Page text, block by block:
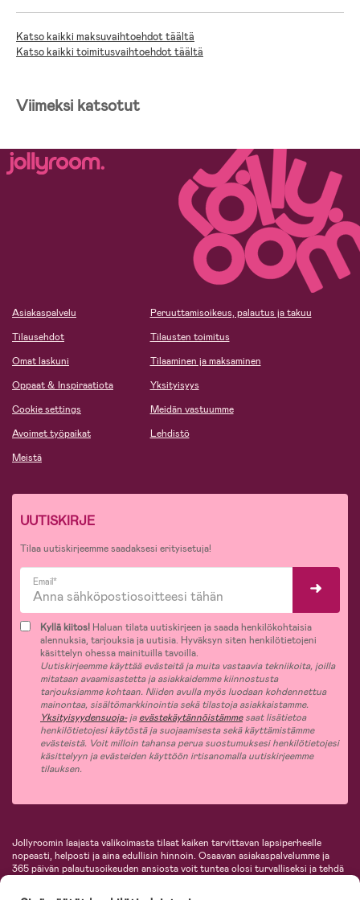
Katso kaikki maksuvaihtoehdot täältä
Katso kaikki toimitusvaihtoehdot täältä
Viimeksi katsotut
Asiakaspalvelu
Tilausehdot
Omat laskuni
Oppaat & Inspiraatiota
Cookie settings
Avoimet työpaikat
Meistä
Peruuttamisoikeus, palautus ja takuu
Tilausten toimitus
Tilaaminen ja maksaminen
Yksityisyys
Meidän vastuumme
Lehdistö
UUTISKIRJE
Tilaa uutiskirjeemme saadaksesi erityisetuja!
Email*
Kyllä kiitos! Haluan tilata uutiskirjeen ja saada henkilökohtaisia
alennuksia, tarjouksia ja uutisia. Hyväksyn siten henkilötietojeni
käsittelyn ohessa mainituilla tavoilla.
Uutiskirjeemme käyttää evästeitä ja muita vastaavia tekniikoita, joilla
mitataan avaamisastetta ja asiakkaidemme kiinnostusta
tarjouksiamme kohtaan. Niiden avulla myös luodaan kohdennettua
mainontaa, sisältömarkkinointia sekä tilastoja asiakkaistamme.
Yksityisyydensuoja-jaevästekäytännöistämmesaat lisätietoa
henkilötietojesi käytöstä ja suojaamisesta sekä käyttämistämme
evästeistä. Voit milloin tahansa perua suostumuksesi henkilötietojesi
käsittelyyn ja evästeiden käyttöön irtisanomalla uutiskirjeemme
tilauksen.
Jollyroomin laajasta valikoimasta tilaat kaiken tarvittavan lapsiperheelle
nopeasti, helposti ja aina edullisin hinnoin. Osaavan asiakaspalvelumme ja
365 päivän palautusoikeuden ansiosta voit tuntea olosi turvalliseksi ja tehdä